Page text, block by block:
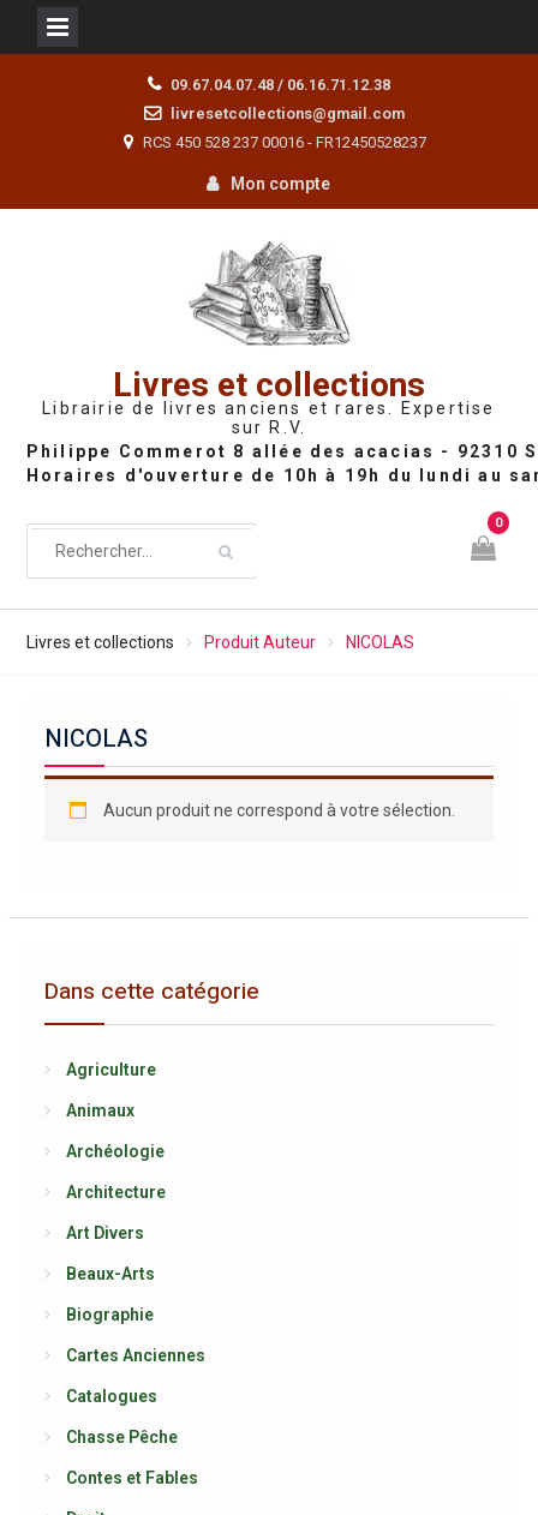
09.67.04.07.48 / 06.16.71.12.38
livresetcollections@gmail.com
RCS 450 528 237 00016 - FR12450528237
Mon compte
Livres et collections
Librairie de livres anciens et rares. Expertise
sur R.V.
0
Livres et collections Produit Auteur NICOLAS
NICOLAS
Aucun produit ne correspond à votre sélection.
Dans cette catégorie
Agriculture
Animaux
Archéologie
Architecture
Art Divers
Beaux-Arts
Biographie
Cartes Anciennes
Catalogues
Chasse Pêche
Contes et Fables